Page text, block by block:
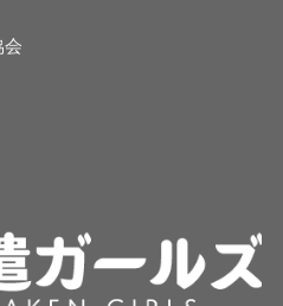
会